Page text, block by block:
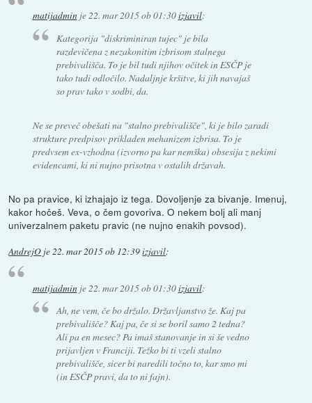
matijadminje22. mar 2015 ob 01:30izjavil:
Kategorija "diskriminiran tujec" je bila
razdevičena z nezakonitim izbrisom stalnega
prebivališča. To je bil tudi njihov očitek in ESČP je
tako tudi odločilo. Nadaljnje kršitve, ki jih navajaš
so prav tako v sodbi, da.
Ne se preveč obešati na "stalno prebivališče", ki je bilo zaradi
strukture predpisov prikladen mehanizem izbrisa. To je
predvsem ex-vzhodna (izvorno pa kar nemška) obsesija z nekimi
evidencami, ki ni nujno prisotna v ostalih državah.
No pa pravice, ki izhajajo iz tega. Dovoljenje za bivanje. Imenuj,
kakor hočeš. Veva, o čem govoriva. O nekem bolj ali manj
univerzalnem paketu pravic (ne nujno enakih povsod).
AndrejO je22. mar 2015 ob 12:39izjavil:
matijadminje 22. mar 2015 ob 01:30izjavil:
Ah, ne vem, če bo držalo. Državljanstvo že. Kaj pa
prebivališče? Kaj pa, če si se boril samo 2 tedna?
Ali pa en mesec? Pa imaš stanovanje in si še vedno
prijavljen v Franciji. Težko bi ti vzeli stalno
prebivališče, sicer bi naredili točno to, kar smo mi
(in ESČP pravi, da to ni fajn).